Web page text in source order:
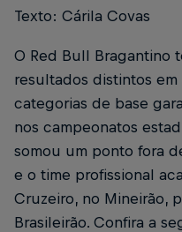
Texto: Cárila Covas
O Red Bull Bragantino
resultados distintos em
categorias de base
nos campeonatos
somou um ponto fora
e o time profissional
Cruzeiro, no Mineirão,
Brasileirão. Confira a